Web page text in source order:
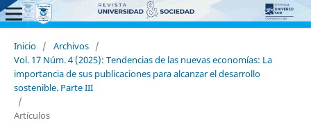
Inicio / Archivos /
Vol. 17 Núm. 4 (2025): Tendencias de las nuevas economías: La
importancia de sus publicaciones para alcanzar el desarrollo
sostenible. Parte III
/
Artículos